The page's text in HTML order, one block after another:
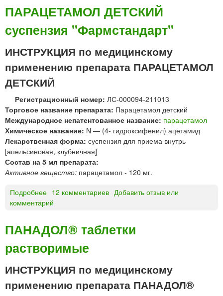
р
о
к
с
и
к
а
м
г
е
л
ь
д
л
я
н
а
ж
о
г
о
п
р
м
ПАРАЦЕТАМОЛ ДЕТСКИЙ
суспензия "Фармстандарт"
ИНСТРУКЦИЯ по медицинскому
применению препарата ПАРАЦЕТАМОЛ
ДЕТСКИЙ
Регистрационный номер: ЛС-000094-211013
Торговое название препарата: Парацетамол детский
Международное непатентованное название: парацетамол
Химическое название: N — (4- гидроксифенил) ацетамид
Лекарственная форма: суспензия для приема внутрь
[апельсиновая, клубничная]
Состав на 5 мл препарата:
Активное вещество: парацетамол - 120 мг.
Подробнее
П
Р
А
Ц
Е
Т
А
М
12 комментариев Добавить отзыв или
комментарий
ПАНАДОЛ® таблетки
растворимые
ИНСТРУКЦИЯ по медицинскому
применению препарата ПАНАДОЛ®